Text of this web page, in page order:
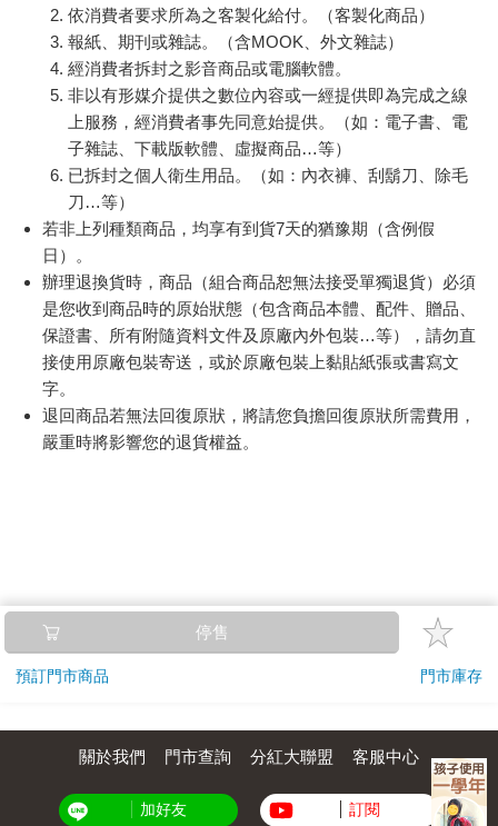
依消費者要求所為之客製化給付。（客製化商品）
報紙、期刊或雜誌。（含MOOK、外文雜誌）
經消費者拆封之影音商品或電腦軟體。
非以有形媒介提供之數位內容或一經提供即為完成之線
上服務，經消費者事先同意始提供。（如：電子書、電
子雜誌、下載版軟體、虛擬商品…等）
已拆封之個人衛生用品。（如：內衣褲、刮鬍刀、除毛
刀…等）
若非上列種類商品，均享有到貨7天的猶豫期（含例假
日）。
辦理退換貨時，商品（組合商品恕無法接受單獨退貨）必須
是您收到商品時的原始狀態（包含商品本體、配件、贈品、
保證書、所有附隨資料文件及原廠內外包裝…等），請勿直
接使用原廠包裝寄送，或於原廠包裝上黏貼紙張或書寫文
字。
退回商品若無法回復原狀，將請您負擔回復原狀所需費用，
嚴重時將影響您的退貨權益。
停售
預訂門市商品 門市庫存
關於我們 門市查詢 分紅大聯盟 客服中心
加好友 訂閱